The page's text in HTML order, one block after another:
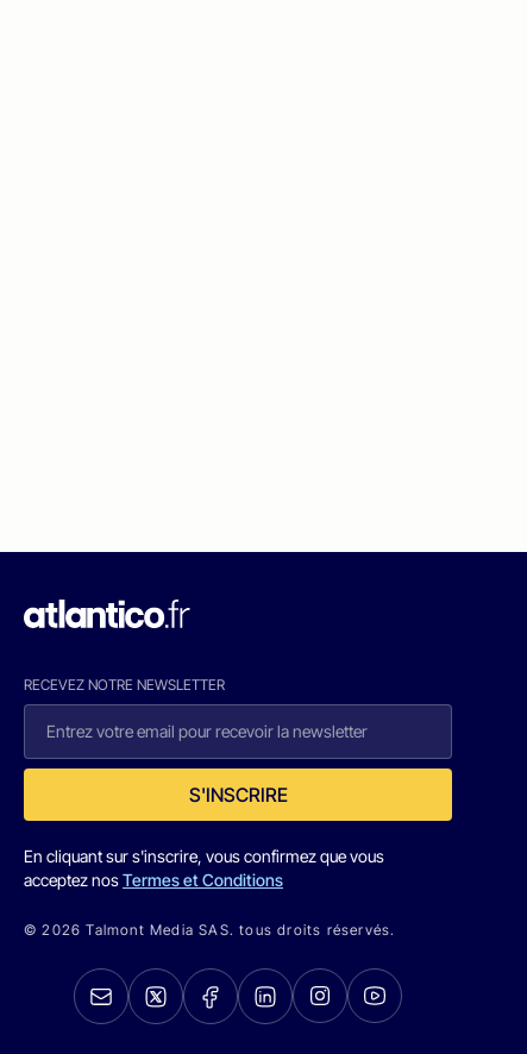
RECEVEZ NOTRE NEWSLETTER
S'INSCRIRE
En cliquant sur s'inscrire, vous confirmez que vous
acceptez nosTermes et Conditions
© 2026 Talmont Media SAS. tous droits réservés.